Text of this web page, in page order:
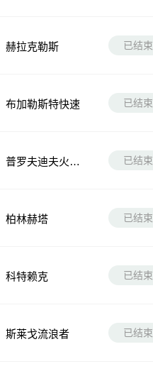
赫拉克勒斯 已结束
布加勒斯特快速 已结束
普罗夫迪夫火车
已结束
柏林赫塔 已结束
科特赖克 已结束
斯莱戈流浪者 已结束